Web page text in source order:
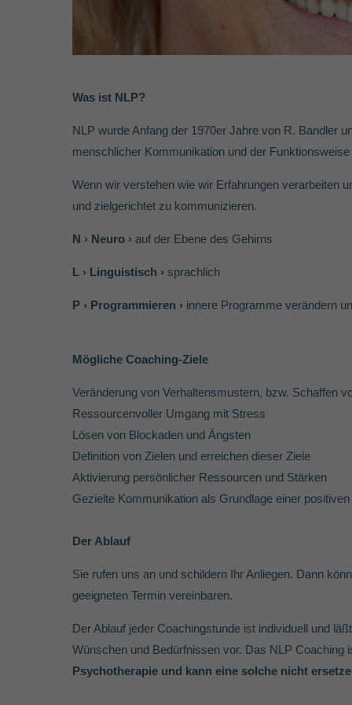
Was ist NLP?
NLP wurde Anfang der 1970er Jahre von R. Bandler
menschlicher Kommunikation und der
Wenn wir verstehen wie wir Erfahrungen verarbeiten
und zielgerichtet zu kommunizieren.
N › Neuro › auf der Ebene des Gehirns
L › Linguistisch › sprachlich
P › Programmieren › innere Programme verändern
Mögliche Coaching-Ziele
Veränderung von Verhaltensmustern, bzw. Schaffen
Ressourcenvoller Umgang mit Stress
Lösen von Blockaden und Ängsten
Definition von Zielen und erreichen dieser Ziele
Aktivierung persönlicher Ressourcen und Stärken
Gezielte Kommunikation als Grundlage einer
Der Ablauf
Sie rufen uns an und schildern Ihr Anliegen. Dann
geeigneten Termin vereinbaren.
Der Ablauf jeder Coachingstunde ist individuell und
Wünschen und Bedürfnissen vor. Das NLP
Psychotherapie und kann eine solche nicht